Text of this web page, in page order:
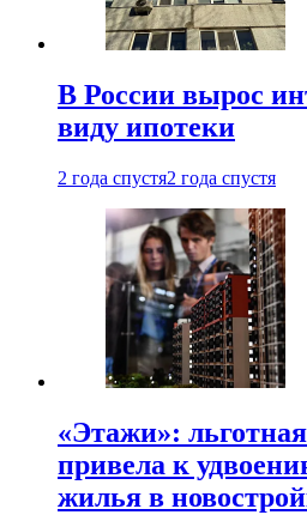
В России вырос
виду ипотеки
2 года спустя2 года спустя
«Этажи»:
привела к
жилья в